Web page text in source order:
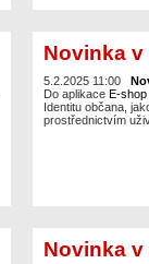
Novinka
5.2.2025 11:00
Do aplikace E-shop
Identitu občana,
prostřednictvím
Novinka